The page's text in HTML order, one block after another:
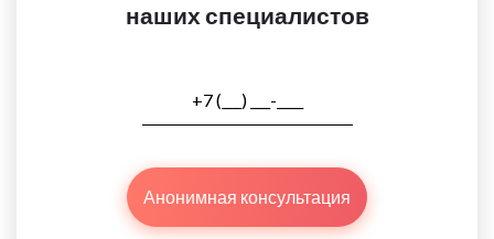
наших специалистов
Анонимная консультация